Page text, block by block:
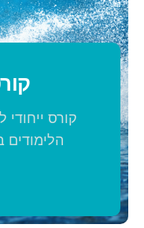
קורס ייחודי
הלימודים